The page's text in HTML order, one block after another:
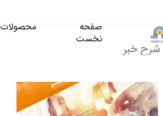
صفحه
نخست
محصولات
شرح خبر